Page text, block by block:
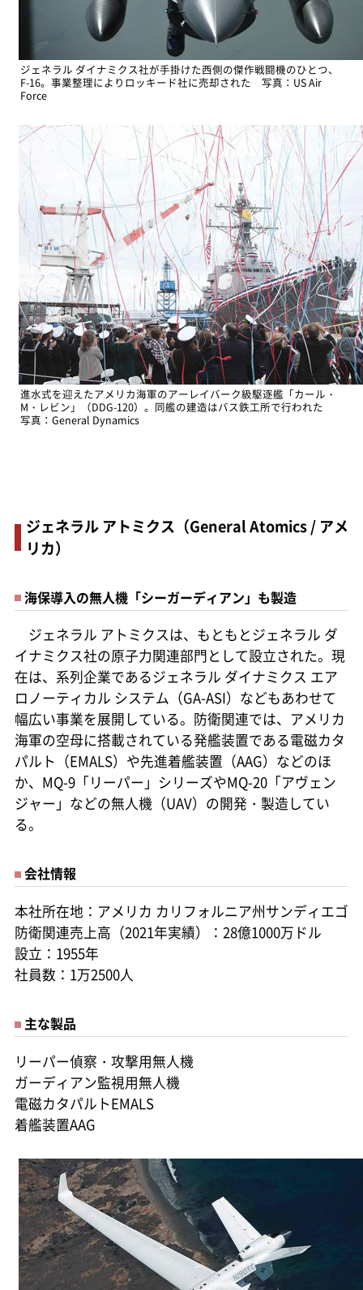
ジェネラル ダイナミクス社が手掛けた西側の傑作戦闘機のひとつ、
F-16。事業整理によりロッキード社に売却された 写真：US Air
Force
進水式を迎えたアメリカ海軍のアーレイバーク級駆逐艦「カール・
M・レビン」（DDG-120）。同艦の建造はバス鉄工所で行われた
写真：General Dynamics
ジェネラル アトミクス（General Atomics / アメ
リカ）
海保導入の無人機「シーガーディアン」も製造
ジェネラル アトミクスは、もともとジェネラル ダ
イナミクス社の原子力関連部門として設立された。現
在は、系列企業であるジェネラル ダイナミクス エア
ロノーティカル システム（GA-ASI）などもあわせて
幅広い事業を展開している。防衛関連では、アメリカ
海軍の空母に搭載されている発艦装置である電磁カタ
パルト（EMALS）や先進着艦装置（AAG）などのほ
か、MQ-9「リーパー」シリーズやMQ-20「アヴェン
ジャー」などの無人機（UAV）の開発・製造してい
る。
会社情報
本社所在地：アメリカ カリフォルニア州サンディエゴ
防衛関連売上高（2021年実績）：28億1000万ドル
設立：1955年
社員数：1万2500人
主な製品
リーパー偵察・攻撃用無人機
ガーディアン監視用無人機
電磁カタパルトEMALS
着艦装置AAG